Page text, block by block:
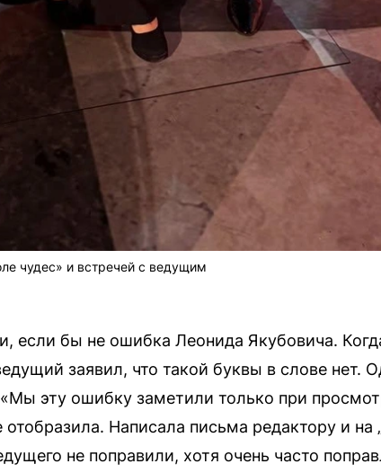
чудес» и встречей с ведущим
если бы не ошибка Леонида Якубовича.
заявил, что такой буквы в слове нет.
эту ошибку заметили только при
Написала письма редактору и на
не поправили, хотя очень часто